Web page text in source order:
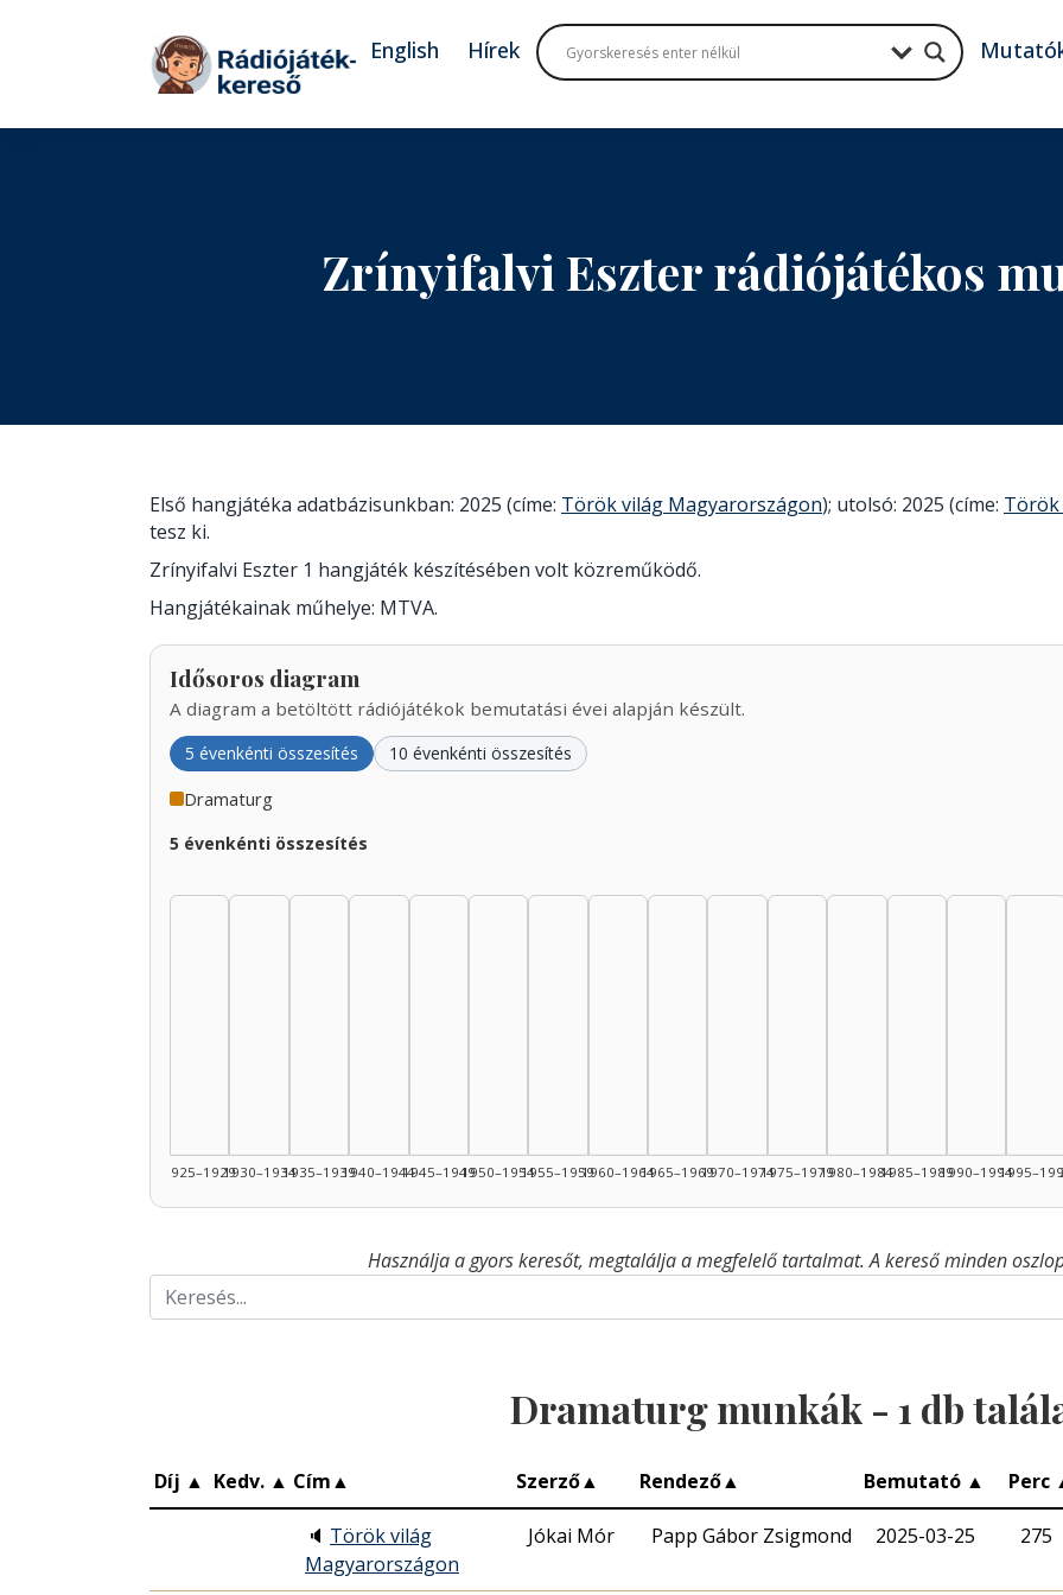
Tovább a tartalomhoz
English Hírek
Zrínyifalvi Eszter rádiójátékos
Első hangjátéka adatbázisunkban: 2025 (címe: Török világ Magyarországon); utolsó: 2025 (címe: Török
tesz ki.
Zrínyifalvi Eszter 1 hangjáték készítésében volt közreműködő.
Hangjátékainak műhelye: MTVA.
Idősoros diagram
A diagram a betöltött rádiójátékok bemutatási évei alapján készült.
5 évenkénti összesítés 10 évenkénti összesítés
Dramaturg
5 évenkénti összesítés
1925–19291930–19341935–19391940–19441945–19491950–19541955–19591960–19641965–19691970–19741975–19791980–19841985–19891990–1994
Használja a gyors keresőt, megtalálja a megfelelő tartalmat. A kereső minden
Dramaturg munkák - 1 db
Díj ▲ Kedv. ▲ Cím▲ Szerző▲ Rendező▲ Bemutató ▲ Perc
🔈 Török világ
Magyarországon
Jókai Mór Papp Gábor Zsigmond 2025-03-25 275